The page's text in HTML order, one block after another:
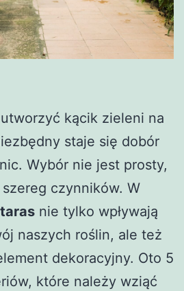
kącik zieleni na
staje się dobór
Wybór nie jest prosty,
czynników. W
nie tylko wpływają
naszych roślin, ale też
dekoracyjny. Oto 5
które należy wziąć